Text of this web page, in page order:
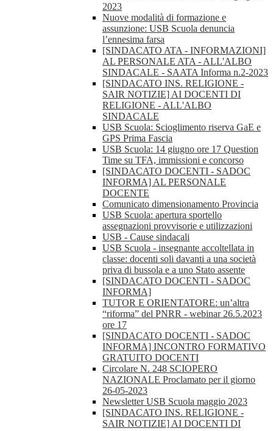
2023
Nuove modalità di formazione e
assunzione: USB Scuola denuncia
l’ennesima farsa
[SINDACATO ATA - INFORMAZIONI]
AL PERSONALE ATA - ALL'ALBO
SINDACALE - SAATA Informa n.2-2023
[SINDACATO INS. RELIGIONE -
SAIR NOTIZIE] AI DOCENTI DI
RELIGIONE - ALL'ALBO
SINDACALE
USB Scuola: Scioglimento riserva GaE e
GPS Prima Fascia
USB Scuola: 14 giugno ore 17 Question
Time su TFA, immissioni e concorso
[SINDACATO DOCENTI - SADOC
INFORMA] AL PERSONALE
DOCENTE
Comunicato dimensionamento Provincia
USB Scuola: apertura sportello
assegnazioni provvisorie e utilizzazioni
USB - Cause sindacali
USB Scuola - insegnante accoltellata in
classe: docenti soli davanti a una società
priva di bussola e a uno Stato assente
[SINDACATO DOCENTI - SADOC
INFORMA]
TUTOR E ORIENTATORE: un’altra
“riforma” del PNRR - webinar 26.5.2023
ore 17
[SINDACATO DOCENTI - SADOC
INFORMA] INCONTRO FORMATIVO
GRATUITO DOCENTI
Circolare N. 248 SCIOPERO
NAZIONALE Proclamato per il giorno
26-05-2023
Newsletter USB Scuola maggio 2023
[SINDACATO INS. RELIGIONE -
SAIR NOTIZIE] AI DOCENTI DI